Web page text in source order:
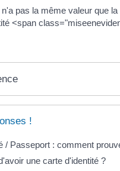
pas la même valeur que
<span
!
/ Passeport : comment
une carte d'identité ?